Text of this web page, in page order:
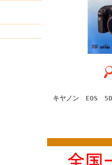
キヤノン EOS